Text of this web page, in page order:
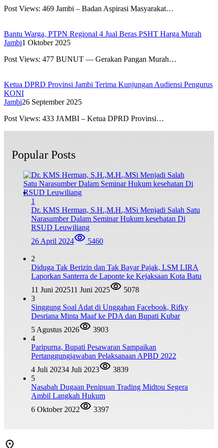
Post Views: 469 Jambi – Badan Aspirasi Masyarakat…
Bantu Warga, PTPN Regional 4 Jual Beras PSHT Harga Murah
Jambi1 Oktober 2025
Post Views: 477 BUNUT — Gerakan Pangan Murah…
Ketua DPRD Provinsi Jambi Terima Kunjungan Audiensi Pengurus
KONI
Jambi26 September 2025
Post Views: 433 JAMBI – Ketua DPRD Provinsi…
Popular Posts
1
Dr. KMS Herman, S.H.,M.H.,MSi Menjadi Salah Satu
Narasumber Dalam Seminar Hukum kesehatan Di
RSUD Leuwiliang
26 April 2024
5460
2
Diduga Tak Berizin dan Tak Bayar Pajak, LSM LIRA
Laporkan Santerra de Laponte ke Kejaksaan Kota Batu
11 Juni 202511 Juni 2025
5078
3
Singgung Soal Adat di Unggahan Facebook, Rifky
Desriana Minta Maaf ke PDA dan Bupati Kubar
5 Agustus 2026
3903
4
Paripurna, Bupati Pesawaran Sampaikan
Pertanggungjawaban Pelaksanaan APBD 2022
4 Juli 20234 Juli 2023
3839
5
Nasabah Dugaan Penipuan Trading Midtou Segera
Ambil Langkah Hukum
6 Oktober 2022
3397